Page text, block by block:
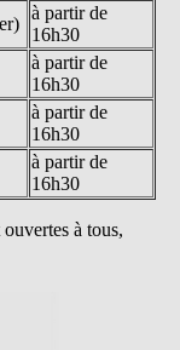
à partir de
16h30
à partir de
16h30
à partir de
16h30
à partir de
16h30
à tous,